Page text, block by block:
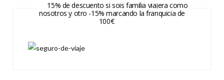
15% de descuento si sois familia viajera como
nosotros y otro -15% marcando la franquicia de
100€